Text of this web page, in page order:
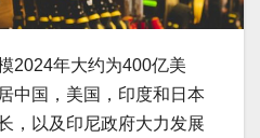
2024年大约为400亿美
中国，美国，印度和日本
，以及印尼政府大力发展